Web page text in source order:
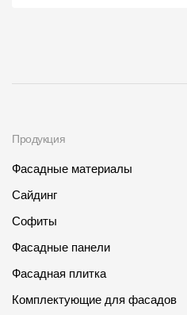
Контроль качества кровли
Награды
Отправка рекламации
B2B
Отзывы
Продукция
Фасадные материалы
Сайдинг
Софиты
Фасадные панели
Фасадная плитка
Комплектующие для фасадов